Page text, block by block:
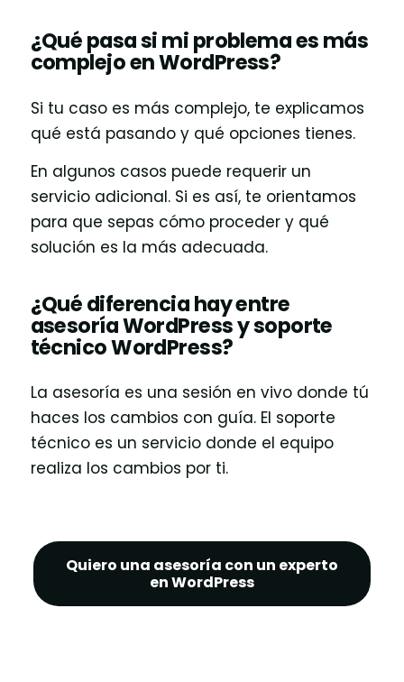
¿Qué pasa si mi problema es más
complejo en WordPress?
Si tu caso es más complejo, te explicamos
qué está pasando y qué opciones tienes.
En algunos casos puede requerir un
servicio adicional. Si es así, te orientamos
para que sepas cómo proceder y qué
solución es la más adecuada.
¿Qué diferencia hay entre
asesoría WordPress y soporte
técnico WordPress?
La asesoría es una sesión en vivo donde tú
haces los cambios con guía. El soporte
técnico es un servicio donde el equipo
realiza los cambios por ti.
Quiero una asesoría con un experto
en WordPress